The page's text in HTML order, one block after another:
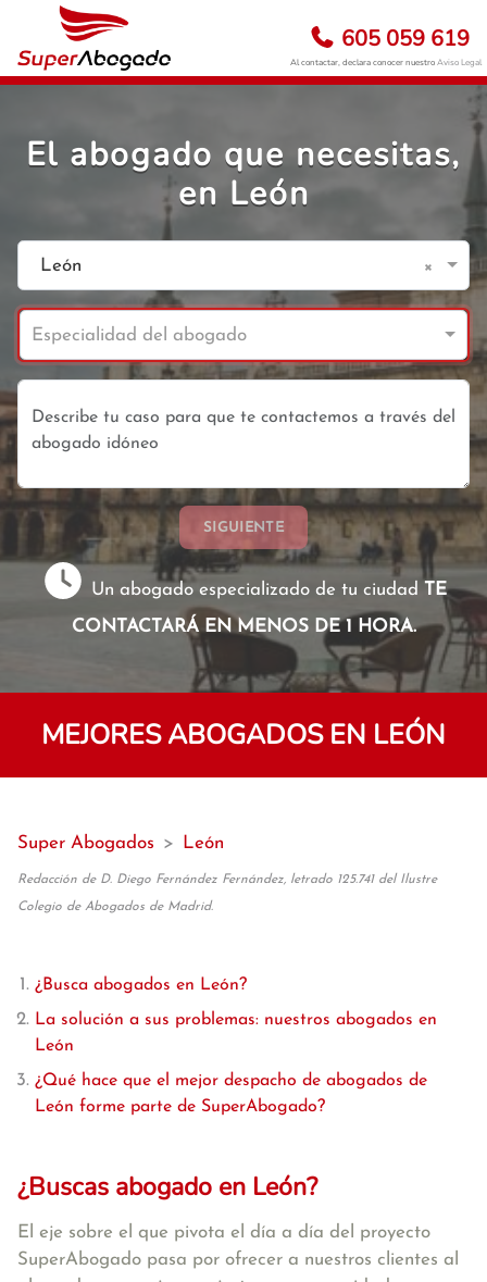
605 059 619
Al contactar, declara conocer nuestroAviso Legal
El abogado que necesitas,
en León
León ×
Especialidad del abogado
SIGUIENTE
Un abogado especializado de tu ciudad TE
CONTACTARÁ EN MENOS DE 1 HORA.
MEJORES ABOGADOS EN LEÓN
Super Abogados > León
Redacción de D. Diego Fernández Fernández, letrado 125.741 del Ilustre
Colegio de Abogados de Madrid.
¿Busca abogados en León?
La solución a sus problemas: nuestros abogados en
León
¿Qué hace que el mejor despacho de abogados de
León forme parte de SuperAbogado?
¿Buscas abogado en León?
El eje sobre el que pivota el día a día del proyecto
SuperAbogado pasa por ofrecer a nuestros clientes al